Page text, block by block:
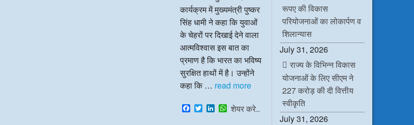
कार्यक्रम में मुख्यमंत्री पुष्कर
सिंह धामी ने कहा कि युवाओं
के चेहरों पर दिखाई देने वाला
आत्मविश्वास इस बात का
प्रमाण है कि भारत का भविष्य
सुरक्षित हाथों में है। उन्होंने
कहा कि … read more
F
a
T
w
L
i
W
h
शेयर करे..
रूपए की विकास
परियोजनाओं का लोकार्पण व
शिलान्यास
July 31, 2026
राज्य के विभिन्न विकास
योजनाओं के लिए सीएम ने
227 करोड़ की दी वित्तीय
स्वीकृति
July 31, 2026